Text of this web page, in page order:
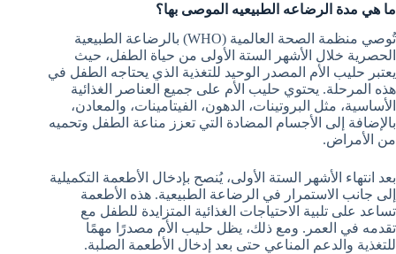
ما هي مدة الرضاعه الطبيعيه الموصى بها؟
تُوصي منظمة الصحة العالمية (WHO) بالرضاعة الطبيعية
الحصرية خلال الأشهر الستة الأولى من حياة الطفل، حيث
يعتبر حليب الأم المصدر الوحيد للتغذية الذي يحتاجه الطفل في
هذه المرحلة. يحتوي حليب الأم على جميع العناصر الغذائية
الأساسية، مثل البروتينات، الدهون، الفيتامينات، والمعادن،
بالإضافة إلى الأجسام المضادة التي تعزز مناعة الطفل وتحميه
من الأمراض.
بعد انتهاء الأشهر الستة الأولى، يُنصح بإدخال الأطعمة التكميلية
إلى جانب الاستمرار في الرضاعة الطبيعية. هذه الأطعمة
تساعد على تلبية الاحتياجات الغذائية المتزايدة للطفل مع
تقدمه في العمر. ومع ذلك، يظل حليب الأم مصدرًا مهمًا
للتغذية والدعم المناعي حتى بعد إدخال الأطعمة الصلبة.